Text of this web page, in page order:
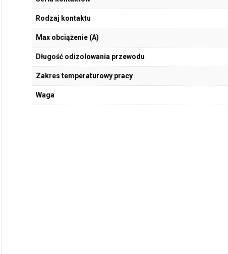
Rodzaj kontaktu
Max obciążenie (A)
Długość odizolowania przewodu
Zakres temperaturowy pracy
Waga